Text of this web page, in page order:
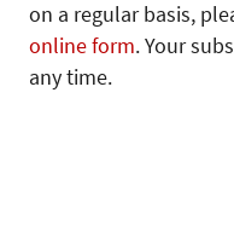
on a regular basis,
online form. Your
any time.